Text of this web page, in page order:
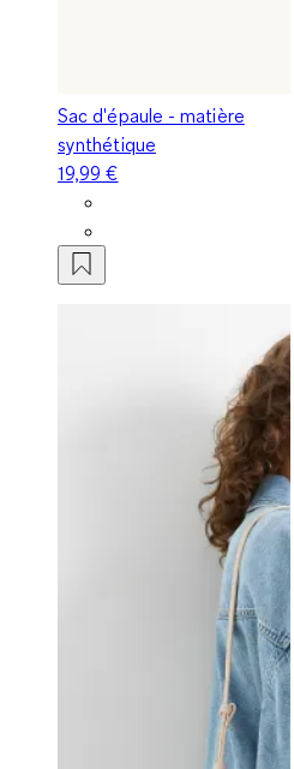
Sac d'épaule - matière
synthétique
19,99 €